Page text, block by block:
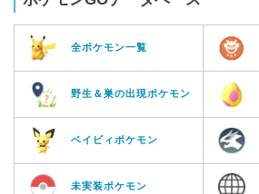
全ポケモン一覧
野生＆巣の出現ポケモン
ベイビィポケモン
未実装ポケモン